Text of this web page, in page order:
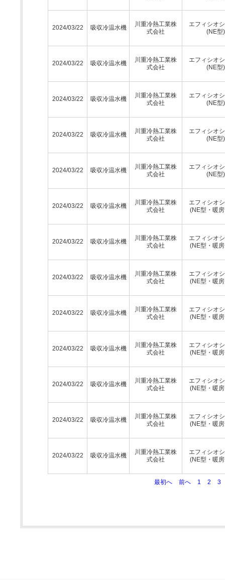
2024/03/22 吸収冷温水機
川重冷熱工業株
式会社
エフィシオ
(NE型)
2024/03/22 吸収冷温水機
川重冷熱工業株
式会社
エフィシオ
(NE型)
2024/03/22 吸収冷温水機
川重冷熱工業株
式会社
エフィシオ
(NE型)
2024/03/22 吸収冷温水機
川重冷熱工業株
式会社
エフィシオ
(NE型)
2024/03/22 吸収冷温水機
川重冷熱工業株
式会社
エフィシオ
(NE型)
2024/03/22 吸収冷温水機
川重冷熱工業株
式会社
エフィシオ
(NE型・暖
2024/03/22 吸収冷温水機
川重冷熱工業株
式会社
エフィシオ
(NE型・暖
2024/03/22 吸収冷温水機
川重冷熱工業株
式会社
エフィシオ
(NE型・暖
2024/03/22 吸収冷温水機
川重冷熱工業株
式会社
エフィシオ
(NE型・暖
2024/03/22 吸収冷温水機
川重冷熱工業株
式会社
エフィシオ
(NE型・暖
2024/03/22 吸収冷温水機
川重冷熱工業株
式会社
エフィシオ
(NE型・暖
2024/03/22 吸収冷温水機
川重冷熱工業株
式会社
エフィシオ
(NE型・暖
2024/03/22 吸収冷温水機
川重冷熱工業株
式会社
エフィシオ
(NE型・暖
最初へ 前へ 1 2 3